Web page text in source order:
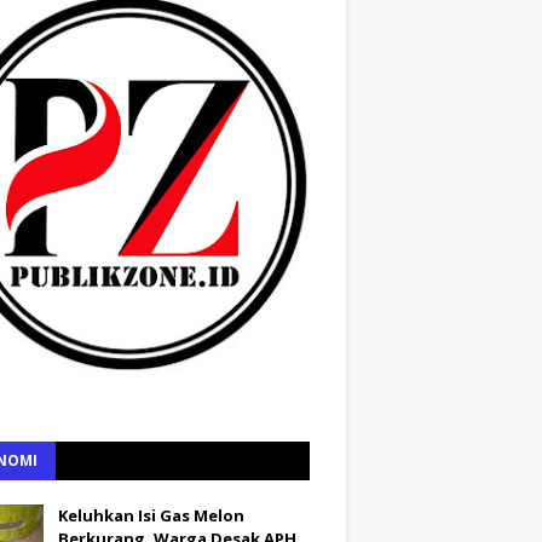
Keluhkan Isi Gas Melon